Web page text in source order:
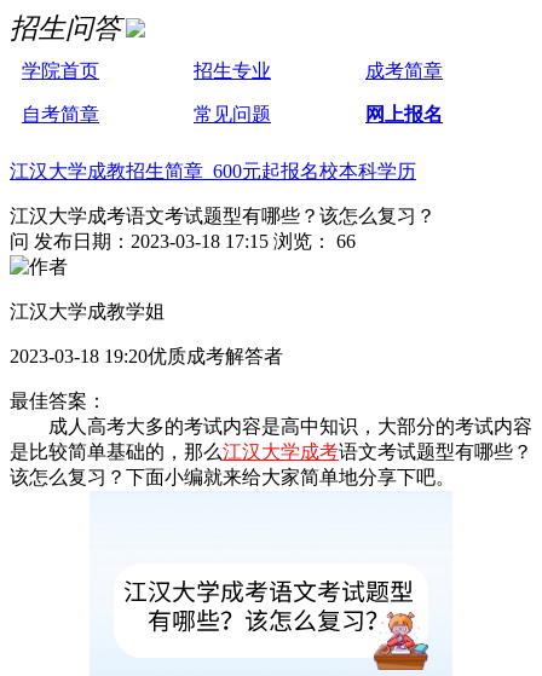
招生问答
学院首页 招生专业 成考简章
自考简章 常见问题 网上报名
江汉大学成教招生简章 600元起报名校本科学历
江汉大学成考语文考试题型有哪些？该怎么复习？
问 发布日期：2023-03-18 17:15 浏览： 66
江汉大学成教学姐
2023-03-18 19:20优质成考解答者
最佳答案：
成人高考大多的考试内容是高中知识，大部分的考试内容
是比较简单基础的，那么江汉大学成考语文考试题型有哪些？
该怎么复习？下面小编就来给大家简单地分享下吧。